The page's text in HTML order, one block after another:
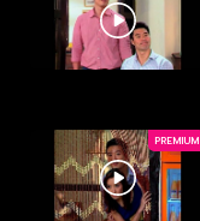
PREMIUM